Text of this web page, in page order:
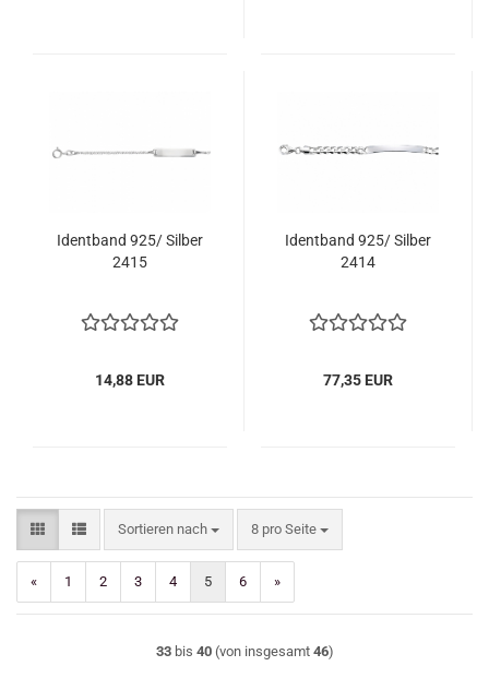
Identband 925/ Silber
2415
14,88 EUR
Identband 925/ Silber
2414
77,35 EUR
Sortieren nach
Sortieren nach 8 pro Seite
pro Seite
« 1 2 3 4 5 6 »
33bis 40(von insgesamt 46)